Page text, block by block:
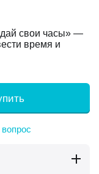
свои часы» —
время и